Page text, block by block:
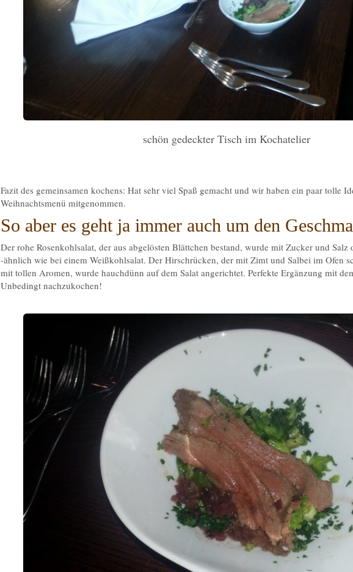
schön gedeckter Tisch im Kochatelier
Fazit des gemeinsamen kochens: Hat sehr viel Spaß gemacht und wir haben ein paar tolle
Weihnachtsmenü mitgenommen.
So aber es geht ja immer auch um den
Der rohe Rosenkohlsalat, der aus abgelösten Blättchen bestand, wurde mit Zucker und Salz
-ähnlich wie bei einem Weißkohlsalat. Der Hirschrücken, der mit Zimt und Salbei im Ofen
mit tollen Aromen, wurde hauchdünn auf dem Salat angerichtet. Perfekte Ergänzung mit
Unbedingt nachzukochen!